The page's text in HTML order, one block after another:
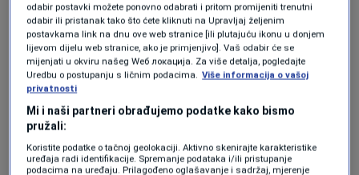
obrisana i potvrđena je smrt jedne osobe.
Služba dodaje da su još tri osobe
hospitalizirane, a devet je primilo zdravstvenu
pomoć na licu mjesta.
odabir postavki možete ponovno odabrati i pritom promijeniti trenutni
odabir ili pristanak tako što ćete kliknuti na Upravljaj željenim
postavkama link na dnu ove web stranice [ili plutajuću ikonu u donjem
lijevom dijelu web stranice, ako je primjenjivo]. Vaš odabir će se
mijenjati u okviru našeg Wеб локација. Za više detalja, pogledajte
Uredbu o postupanju s ličnim podacima. Više informacija o vašoj
privatnosti
Mi i naši partneri obrađujemo podatke kako bismo
pružali:
Koristite podatke o tačnoj geolokaciji. Aktivno skenirajte karakteristike
uređaja radi identifikacije. Spremanje podataka i/ili pristupanje
podacima na uređaju. Prilagođeno oglašavanje i sadržaj, mjerenje